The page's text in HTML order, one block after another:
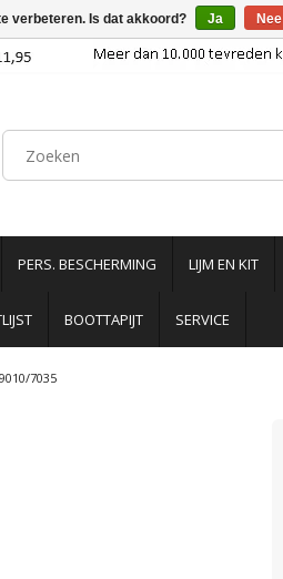
PERS. BESCHERMING LIJM EN KIT
BOOTTAPIJT SERVICE
7035
verbeteren. Is dat akkoord? Ja Nee